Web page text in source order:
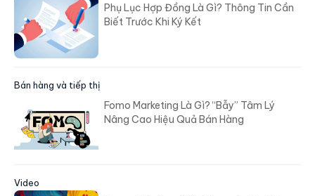
Phụ Lục Hợp Đồng Là Gì? Thông Tin Cần
Biết Trước Khi Ký Kết
Bán hàng và tiếp thị
Fomo Marketing Là Gì? “Bẫy” Tâm Lý
Nâng Cao Hiệu Quả Bán Hàng
Video